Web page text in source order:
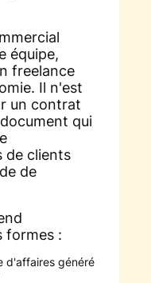
équipe,
freelance
Il n'est
un contrat
qui
de clients
de
formes :
d'affaires généré